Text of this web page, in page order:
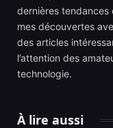
dernières
mes découvertes
des articles
l’attention des
technologie.
À lire aussi